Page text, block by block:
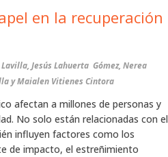
Jesús Lahuerta Gómez, Nerea
y Maialen Vitienes Cintora
afectan a millones de personas y
No solo están relacionadas con el
influyen factores como los
de impacto, el estreñimiento